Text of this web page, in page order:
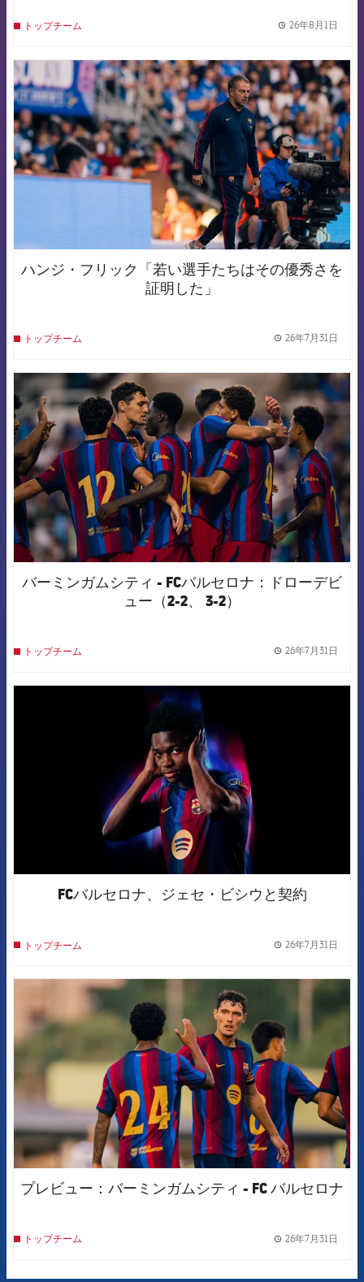
トップチーム 26年8月1日
FCB Barcelona badge
ハンジ・フリック「若い選手たちはその優秀さを
証明した」
トップチーム 26年7月31日
FCB Barcelona badge
バーミンガムシティ - FCバルセロナ：ドローデビ
ュー（2-2、 3-2）
トップチーム 26年7月31日
FCB Barcelona badge
FCバルセロナ、ジェセ・ビシウと契約
トップチーム 26年7月31日
FCB Barcelona badge
プレビュー：バーミンガムシティ - FC バルセロナ
トップチーム 26年7月31日